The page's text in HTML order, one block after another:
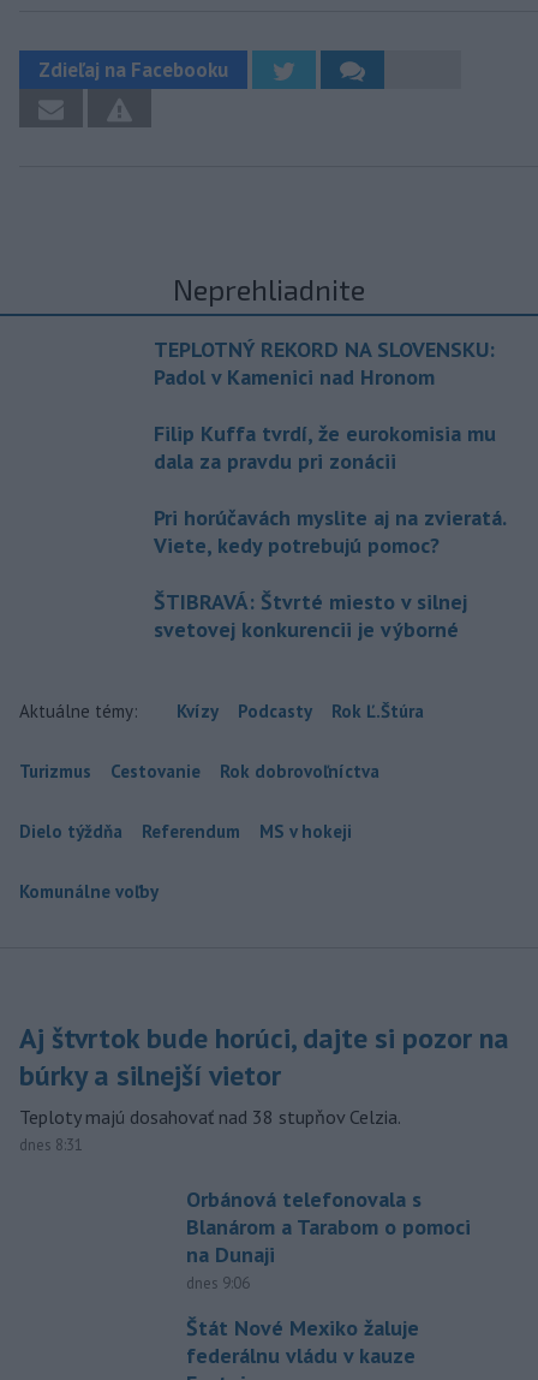
Zdieľaj na Facebooku
Neprehliadnite
TEPLOTNÝ REKORD NA SLOVENSKU:
Padol v Kamenici nad Hronom
Filip Kuffa tvrdí, že eurokomisia mu
dala za pravdu pri zonácii
Pri horúčavách myslite aj na zvieratá.
Viete, kedy potrebujú pomoc?
ŠTIBRAVÁ: Štvrté miesto v silnej
svetovej konkurencii je výborné
Aktuálne témy: Kvízy Podcasty Rok Ľ.Štúra
Turizmus Cestovanie Rok dobrovoľníctva
Dielo týždňa Referendum MS v hokeji
Komunálne voľby
Aj štvrtok bude horúci, dajte si pozor na
búrky a silnejší vietor
Teploty majú dosahovať nad 38 stupňov Celzia.
dnes 8:31
Orbánová telefonovala s
Blanárom a Tarabom o pomoci
na Dunaji
dnes 9:06
Štát Nové Mexiko žaluje
federálnu vládu v kauze